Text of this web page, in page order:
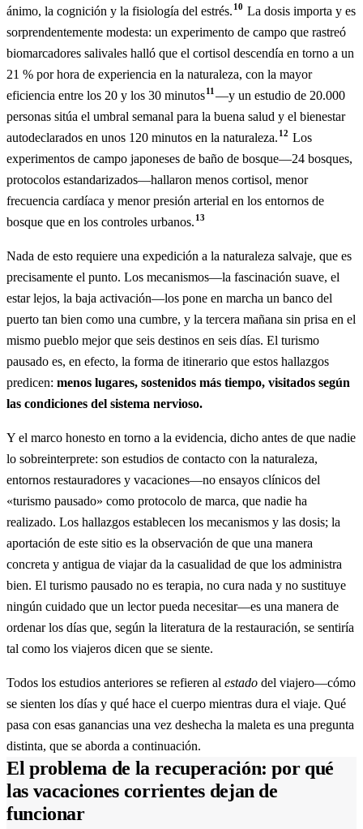
ánimo, la cognición y la fisiología del estrés. 10 La dosis importa y es
sorprendentemente modesta: un experimento de campo que rastreó
biomarcadores salivales halló que el cortisol descendía en torno a un
21 % por hora de experiencia en la naturaleza, con la mayor
eficiencia entre los 20 y los 30 minutos11 —y un estudio de 20.000
personas sitúa el umbral semanal para la buena salud y el bienestar
autodeclarados en unos 120 minutos en la naturaleza. 12 Los
experimentos de campo japoneses de baño de bosque—24 bosques,
protocolos estandarizados—hallaron menos cortisol, menor
frecuencia cardíaca y menor presión arterial en los entornos de
bosque que en los controles urbanos. 13
Nada de esto requiere una expedición a la naturaleza salvaje, que es
precisamente el punto. Los mecanismos—la fascinación suave, el
estar lejos, la baja activación—los pone en marcha un banco del
puerto tan bien como una cumbre, y la tercera mañana sin prisa en el
mismo pueblo mejor que seis destinos en seis días. El turismo
pausado es, en efecto, la forma de itinerario que estos hallazgos
predicen: menos lugares, sostenidos más tiempo, visitados según
las condiciones del sistema nervioso.
Y el marco honesto en torno a la evidencia, dicho antes de que nadie
lo sobreinterprete: son estudios de contacto con la naturaleza,
entornos restauradores y vacaciones—no ensayos clínicos del
«turismo pausado» como protocolo de marca, que nadie ha
realizado. Los hallazgos establecen los mecanismos y las dosis; la
aportación de este sitio es la observación de que una manera
concreta y antigua de viajar da la casualidad de que los administra
bien. El turismo pausado no es terapia, no cura nada y no sustituye
ningún cuidado que un lector pueda necesitar—es una manera de
ordenar los días que, según la literatura de la restauración, se sentiría
tal como los viajeros dicen que se siente.
Todos los estudios anteriores se refieren al estado del viajero—cómo
se sienten los días y qué hace el cuerpo mientras dura el viaje. Qué
pasa con esas ganancias una vez deshecha la maleta es una pregunta
distinta, que se aborda a continuación.
El problema de la recuperación: por qué
las vacaciones corrientes dejan de
funcionar